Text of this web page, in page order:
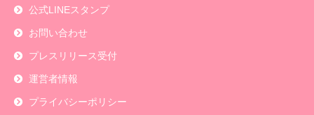
公式LINEスタンプ
お問い合わせ
プレスリリース受付
運営者情報
プライバシーポリシー